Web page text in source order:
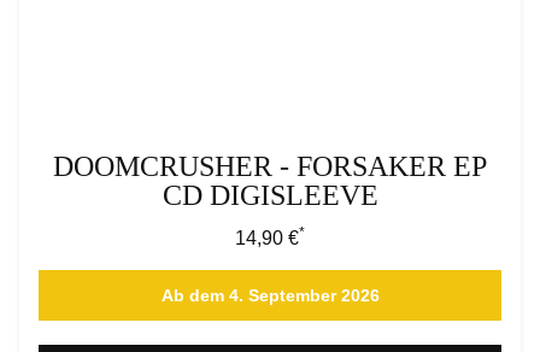
DOOMCRUSHER - FORSAKER EP
CD DIGISLEEVE
Regulärer Preis:
14,90 €*
Ab dem 4. September 2026